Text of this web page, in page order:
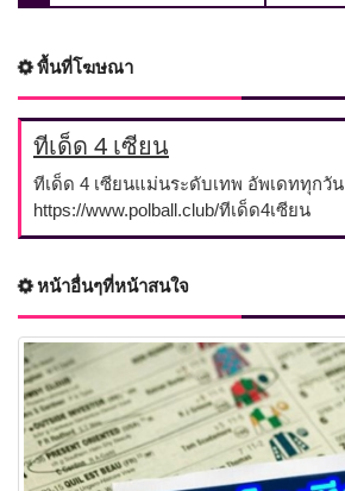
พื้นที่โฆษณา
ทีเด็ด 4 เซียน
ทีเด็ด 4 เซียนแม่นระดับเทพ อัพเดททุกวัน
https://www.polball.club/ทีเด็ด4เซียน
หน้าอื่นๆที่หน้าสนใจ